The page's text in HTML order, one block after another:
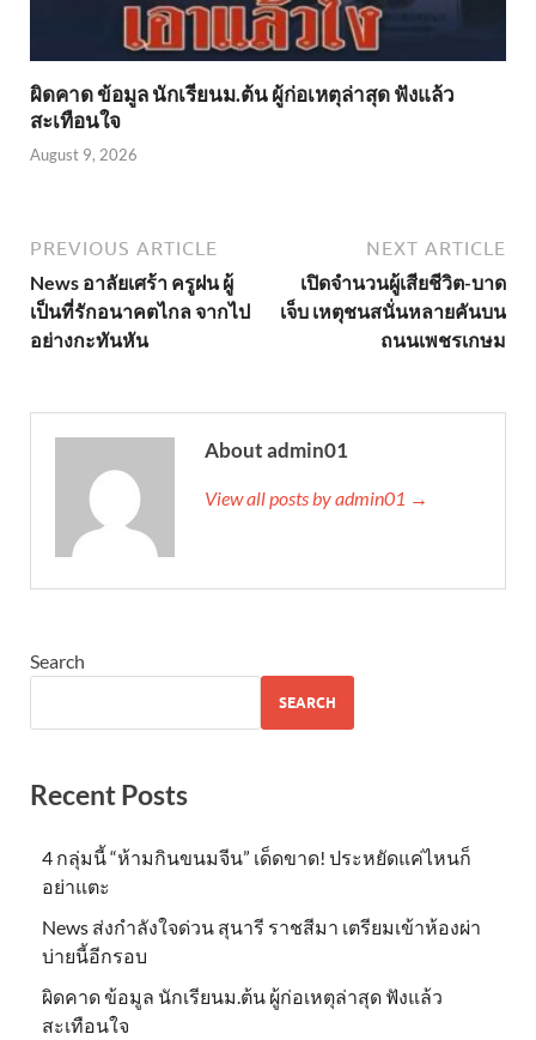
ผิดคาด ข้อมูล นักเรียนม.ต้น ผู้ก่อเหตุล่าสุด ฟังแล้ว
สะเทือนใจ
August 9, 2026
PREVIOUS ARTICLE
News อาลัยเศร้า ครูฝน ผู้
เป็นที่รักอนาคตไกล จากไป
อย่างกะทันหัน
NEXT ARTICLE
เปิดจำนวนผู้เสียชีวิต-บาด
เจ็บ เหตุชนสนั่นหลายคันบน
ถนนเพชรเกษม
About admin01
View all posts by admin01 →
Search
SEARCH
Recent Posts
4 กลุ่มนี้ “ห้ามกินขนมจีน” เด็ดขาด! ประหยัดแค่ไหนก็
อย่าแตะ
News ส่งกำลังใจด่วน สุนารี ราชสีมา เตรียมเข้าห้องผ่า
บ่ายนี้อีกรอบ
ผิดคาด ข้อมูล นักเรียนม.ต้น ผู้ก่อเหตุล่าสุด ฟังแล้ว
สะเทือนใจ